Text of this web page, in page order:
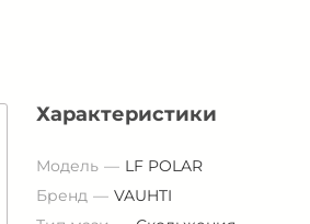
Характеристики
Модель
LF POLAR
Бренд
VAUHTI